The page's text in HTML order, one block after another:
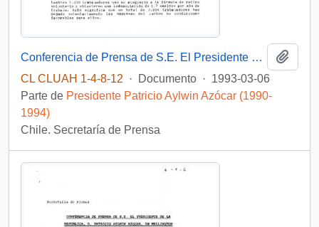
Conferencia de Prensa de S.E. El Presidente de la República, D. Patricio Aylwin Azócar, en Gobernación Provincial de Lebu
CL CLUAH 1-4-8-12
· Documento · 1993-03-06
Parte de Presidente Patricio Aylwin Azócar (1990-
1994)
Chile. Secretaría de Prensa